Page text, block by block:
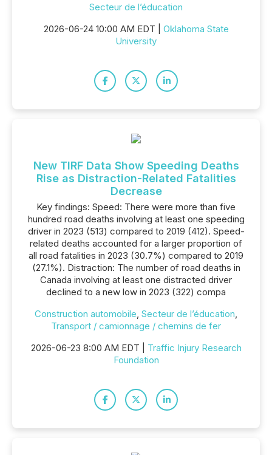
Secteur de l’éducation
2026-06-24 10:00 AM EDT | Oklahoma State
University
New TIRF Data Show Speeding Deaths
Rise as Distraction-Related Fatalities
Decrease
Key findings: Speed: There were more than five
hundred road deaths involving at least one speeding
driver in 2023 (513) compared to 2019 (412). Speed-
related deaths accounted for a larger proportion of
all road fatalities in 2023 (30.7%) compared to 2019
(27.1%). Distraction: The number of road deaths in
Canada involving at least one distracted driver
declined to a new low in 2023 (322) compa
Construction automobile, Secteur de l’éducation,
Transport / camionnage / chemins de fer
2026-06-23 8:00 AM EDT | Traffic Injury Research
Foundation